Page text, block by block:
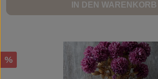
IN DEN WARENKORB
Rabatt
%